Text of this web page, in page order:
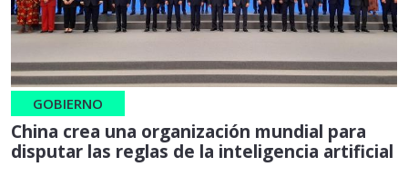
GOBIERNO
China crea una organización mundial para
disputar las reglas de la inteligencia artificial